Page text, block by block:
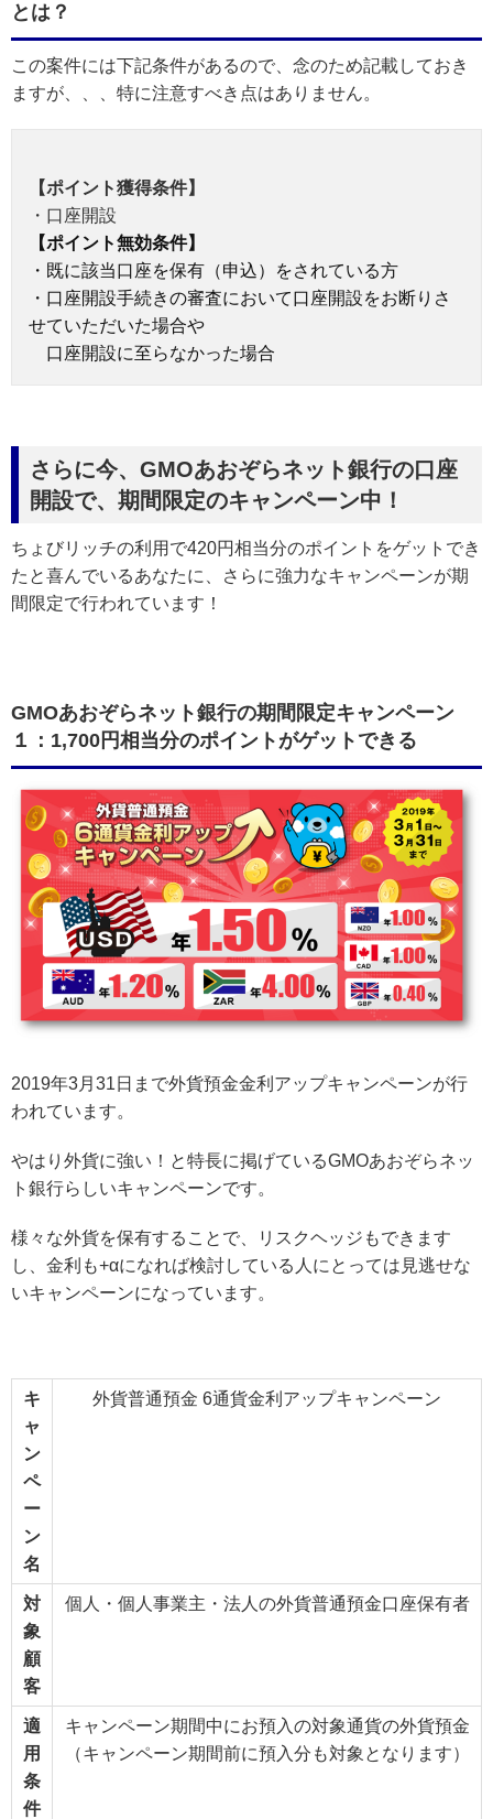
とは？
この案件には下記条件があるので、念のため記載しておき
ますが、、、特に注意すべき点はありません。
【ポイント獲得条件】
・口座開設
【ポイント無効条件】
・既に該当口座を保有（申込）をされている方
・口座開設手続きの審査において口座開設をお断りさ
せていただいた場合や
口座開設に至らなかった場合
さらに今、GMOあおぞらネット銀行の口座
開設で、期間限定のキャンペーン中！
ちょびリッチの利用で420円相当分のポイントをゲットでき
たと喜んでいるあなたに、さらに強力なキャンペーンが期
間限定で行われています！
GMOあおぞらネット銀行の期間限定キャンペーン
１：1,700円相当分のポイントがゲットできる
2019年3月31日まで外貨預金金利アップキャンペーンが行
われています。
やはり外貨に強い！と特長に掲げているGMOあおぞらネッ
ト銀行らしいキャンペーンです。
様々な外貨を保有することで、リスクヘッジもできます
し、金利も+αになれば検討している人にとっては見逃せな
いキャンペーンになっています。
キ
ャ
ン
ペ
ー
ン
名
外貨普通預金 6通貨金利アップキャンペーン
対
象
顧
客
個人・個人事業主・法人の外貨普通預金口座保有者
適
用
条
件
キャンペーン期間中にお預入の対象通貨の外貨預金
（キャンペーン期間前に預入分も対象となります）